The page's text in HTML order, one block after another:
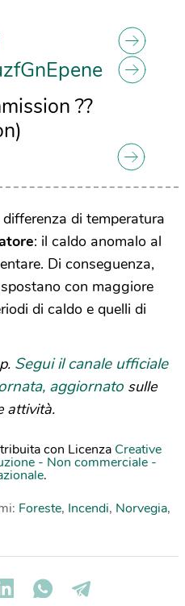
??
di temperatura
: il caldo anomalo al
Di conseguenza,
con maggiore
di caldo e quelli di
Segui il canale ufficiale
aggiornato sulle
attività.
con Licenza Creative
- Non commerciale -
.
Foreste, Incendi, Norvegia,